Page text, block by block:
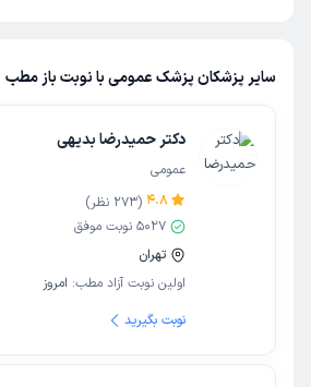
سایر پزشکان پزشک عمومی با نوبت باز مطب
دکتر حمیدرضا بدیهی
عمومی
4.8
(
273 نظر)
5027 نوبت موفق
تهران
اولین نوبت آزاد مطب: امروز
نوبت بگیرید